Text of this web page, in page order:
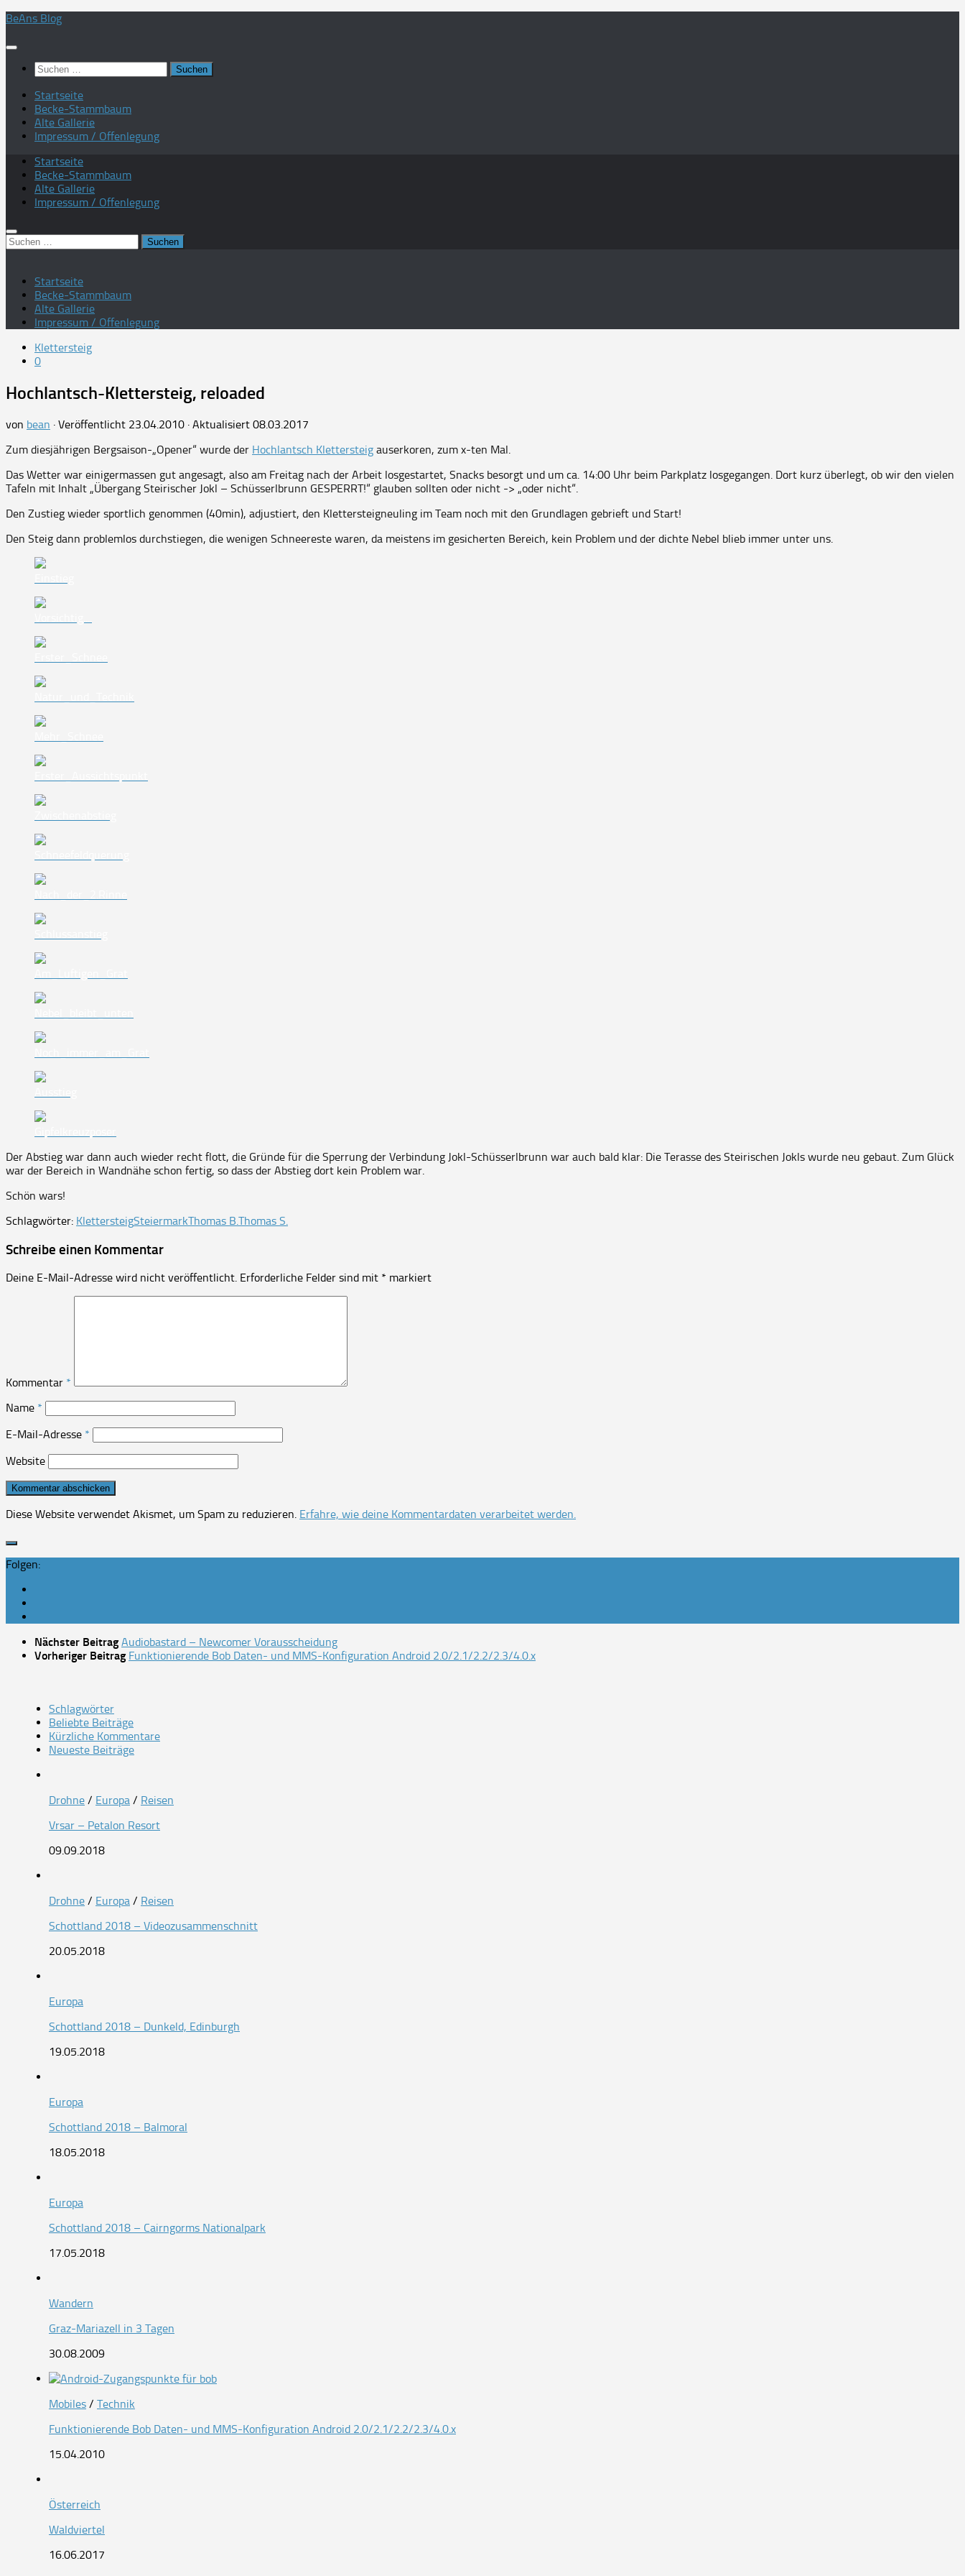
Zum
springen
BeAns Blog
Suchen
nach:
Startseite
Becke-Stammbaum
Alte Gallerie
Impressum / Offenlegung
Startseite
Becke-Stammbaum
Alte Gallerie
Impressum / Offenlegung
Suchen
nach:
Startseite
Becke-Stammbaum
Alte Gallerie
Impressum / Offenlegung
Klettersteig
0
Hochlantsch-Klettersteig, reloaded
von bean · Veröffentlicht 23.04.2010 · Aktualisiert 08.03.2017
Zum diesjährigen Bergsaison-„Opener“ wurde der Hochlantsch Klettersteig auserkoren, zum x-ten Mal.
Das Wetter war einigermassen gut angesagt, also am Freitag nach der Arbeit losgestartet, Snacks besorgt und um ca. 14:00 Uhr beim Parkplatz losgegangen. Dort kurz überlegt, ob wir den vielen
Tafeln mit Inhalt „Übergang Steirischer Jokl – Schüsserlbrunn GESPERRT!“ glauben sollten oder nicht -> „oder nicht“.
Den Zustieg wieder sportlich genommen (40min), adjustiert, den Klettersteigneuling im Team noch mit den Grundlagen gebrieft und Start!
Den Steig dann problemlos durchstiegen, die wenigen Schneereste waren, da meistens im gesicherten Bereich, kein Problem und der dichte Nebel blieb immer unter uns.
Der Abstieg war dann auch wieder recht flott, die Gründe für die Sperrung der Verbindung Jokl-Schüsserlbrunn war auch bald klar: Die Terasse des Steirischen Jokls wurde neu gebaut. Zum Glück
war der Bereich in Wandnähe schon fertig, so dass der Abstieg dort kein Problem war.
Schön wars!
Schlagwörter: KlettersteigSteiermarkThomas B.Thomas S.
Schreibe einen Kommentar
Deine E-Mail-Adresse wird nicht veröffentlicht. Erforderliche Felder sind mit * markiert
Kommentar *
Name *
E-Mail-Adresse *
Website
Diese Website verwendet Akismet, um Spam zu reduzieren. Erfahre, wie deine Kommentardaten verarbeitet werden.
Folgen:
Nächster Beitrag Audiobastard – Newcomer Vorausscheidung
Vorheriger Beitrag Funktionierende Bob Daten- und MMS-Konfiguration Android 2.0/2.1/2.2/2.3/4.0.x
Schlagwörter
Beliebte Beiträge
Kürzliche Kommentare
Neueste Beiträge
Drohne / Europa / Reisen
Vrsar – Petalon Resort
09.09.2018
Drohne / Europa / Reisen
Schottland 2018 – Videozusammenschnitt
20.05.2018
Europa
Schottland 2018 – Dunkeld, Edinburgh
19.05.2018
Europa
Schottland 2018 – Balmoral
18.05.2018
Europa
Schottland 2018 – Cairngorms Nationalpark
17.05.2018
Wandern
Graz-Mariazell in 3 Tagen
30.08.2009
Mobiles / Technik
Funktionierende Bob Daten- und MMS-Konfiguration Android 2.0/2.1/2.2/2.3/4.0.x
15.04.2010
Österreich
Waldviertel
16.06.2017